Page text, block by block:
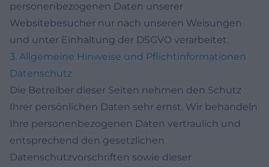
personenbezogenen Daten unserer
Websitebesucher nur nach unseren Weisungen
und unter Einhaltung der DSGVO verarbeitet.
3. Allgemeine Hinweise und Pflicht­informationen
Datenschutz
Die Betreiber dieser Seiten nehmen den Schutz
Ihrer persönlichen Daten sehr ernst. Wir behandeln
Ihre personenbezogenen Daten vertraulich und
entsprechend den gesetzlichen
Datenschutzvorschriften sowie dieser